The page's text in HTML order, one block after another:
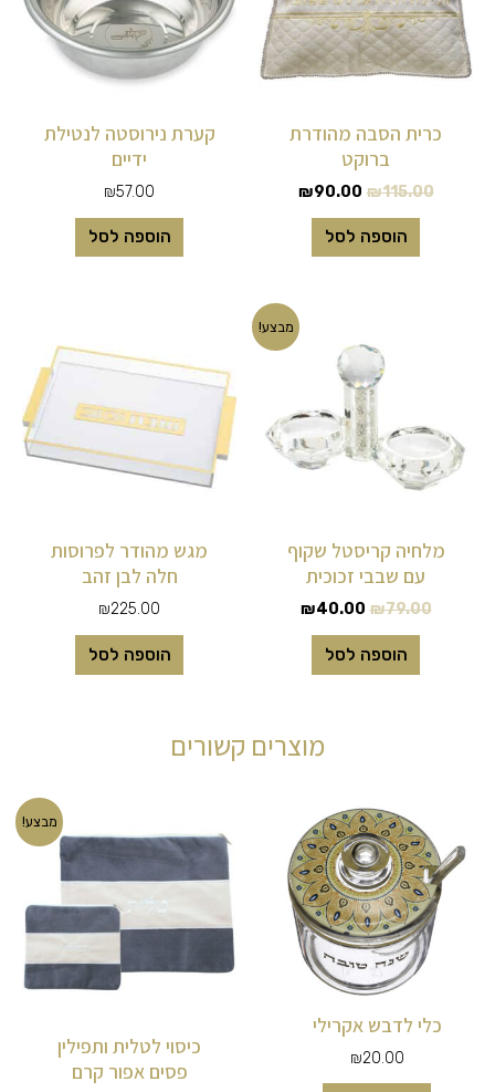
כרית הסבה מהודרת
ברוקט
₪115.00
₪90.00
הוספה לסל
קערת נירוסטה לנטילת
ידיים
₪57.00
הוספה לסל
מבצע!
מלחיה קריסטל שקוף
עם שבבי זכוכית
₪79.00
₪79.00.
₪40.00
המחיר
הנוכחי
הוספה לסל
מגש מהודר לפרוסות
חלה לבן זהב
₪225.00
הוספה לסל
מוצרים קשורים
כלי לדבש אקרילי
₪20.00
מבצע!
כיסוי לטלית ותפילין
פסים אפור קרם
המקורי
המחיר
הנוכחי
הוא: